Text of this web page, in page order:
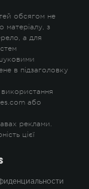
обсягом не
матеріалу, з
а для
в підзаголовку
або
реклами.
цієї